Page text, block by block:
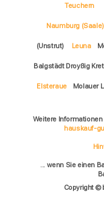
Teuchern
Naumburg (Saale)
(Unstrut) Leuna
Balgstädt Droyßig
Elsteraue Molauer
Weitere
hauskauf-
... wenn Sie einen
Copyright ©